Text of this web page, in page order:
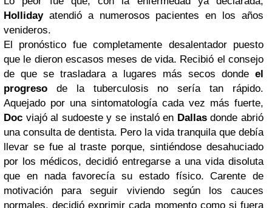
Hollidayatendió a numerosos pacientes en los años
venideros.
El pronóstico fue completamente desalentador puesto
que le dieron escasos meses de vida. Recibió el consejo
de que se trasladara a lugares más secos donde el
progreso de la tuberculosis no sería tan rápido.
Aquejado por una sintomatología cada vez más fuerte,
Doc viajó al sudoeste y se instaló en Dallasdonde abrió
una consulta de dentista. Pero la vida tranquila que debía
llevar se fue al traste porque, sintiéndose desahuciado
por los médicos, decidió entregarse a una vida disoluta
que en nada favorecía su estado físico. Carente de
motivación para seguir viviendo según los cauces
normales, decidió exprimir cada momento como si fuera